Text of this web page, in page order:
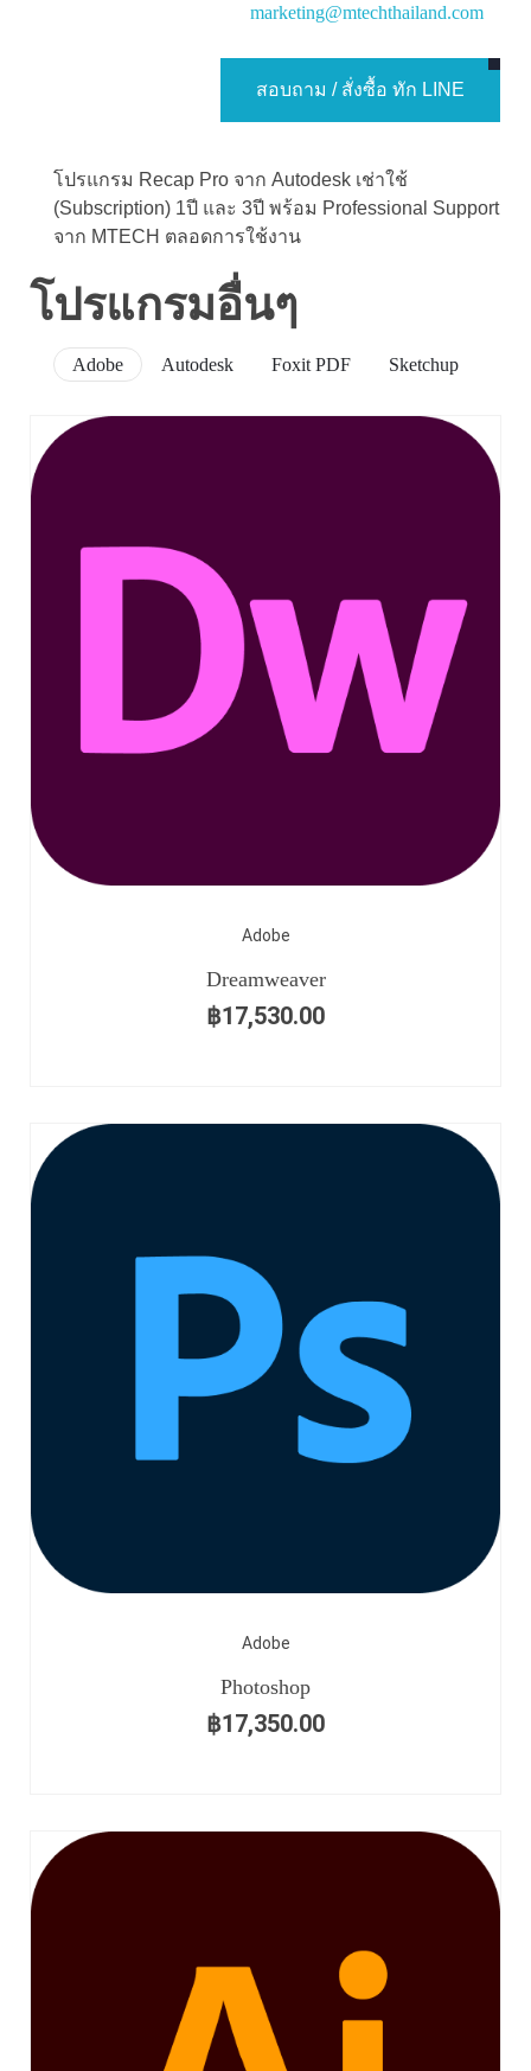
marketing@mtechthailand.com
สอบถาม / สั่งซื้อ ทัก LINE
โปรแกรม Recap Pro จาก Autodesk เช่าใช้
(Subscription) 1ปี และ 3ปี พร้อม Professional Support
จาก MTECH ตลอดการใช้งาน
โปรแกรมอื่นๆ
Adobe Autodesk Foxit PDF Sketchup
Adobe
Dreamweaver
฿17,530.00
Adobe
Photoshop
฿17,350.00